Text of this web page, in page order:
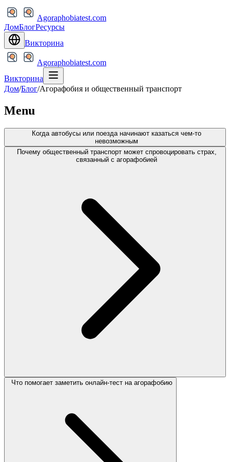
Agoraphobiatest.com
ДомБлогРесурсы
Викторина
Agoraphobiatest.com
Викторина
Дом/Блог/Агорафобия и общественный транспорт
Menu
Когда автобусы или поезда начинают казаться чем-то
невозможным
Почему общественный транспорт может спровоцировать страх,
связанный с агорафобией
Что помогает заметить онлайн-тест на агорафобию